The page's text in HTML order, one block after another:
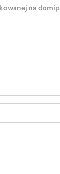
New Vision
co może